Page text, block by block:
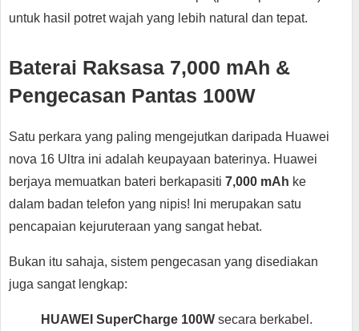
untuk hasil potret wajah yang lebih natural dan tepat.
Baterai Raksasa 7,000 mAh &
Pengecasan Pantas 100W
Satu perkara yang paling mengejutkan daripada Huawei
nova 16 Ultra ini adalah keupayaan baterinya. Huawei
berjaya memuatkan bateri berkapasiti 7,000 mAh ke
dalam badan telefon yang nipis! Ini merupakan satu
pencapaian kejuruteraan yang sangat hebat.
Bukan itu sahaja, sistem pengecasan yang disediakan
juga sangat lengkap:
HUAWEI SuperCharge 100W secara berkabel.